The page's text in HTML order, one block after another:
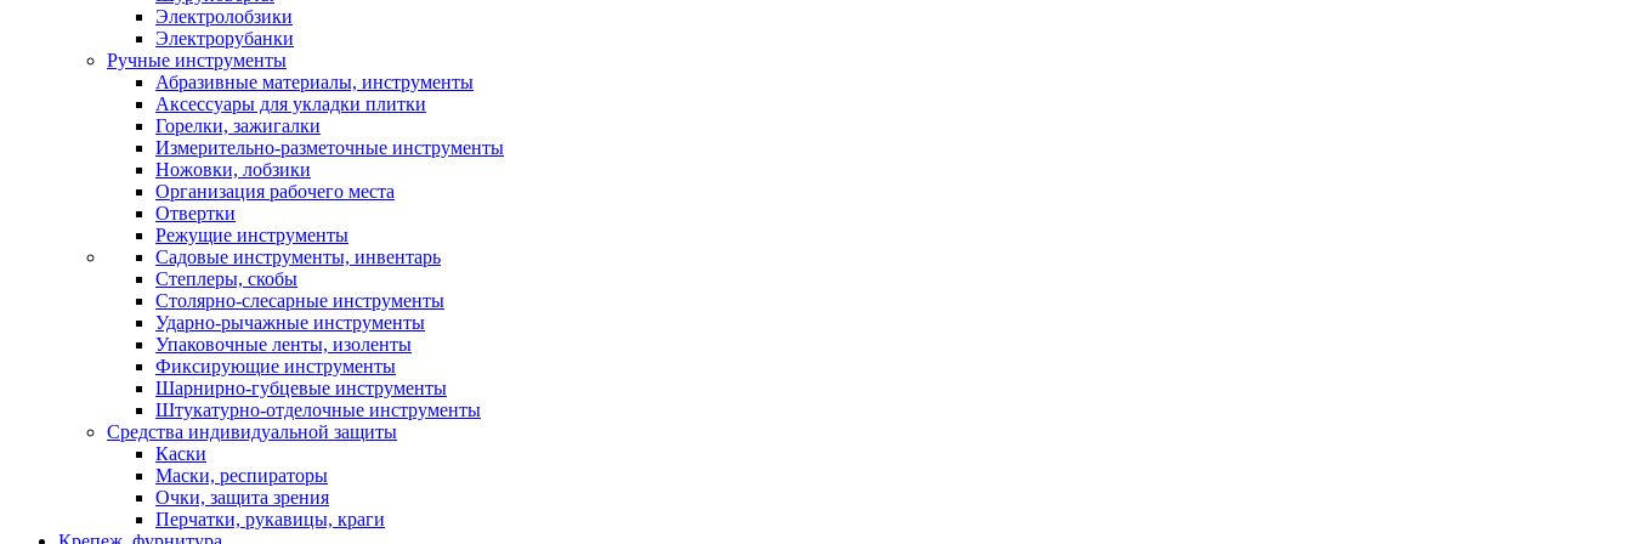
Электролобзики
Электрорубанки
Ручные инструменты
Абразивные материалы, инструменты
Аксессуары для укладки плитки
Горелки, зажигалки
Измерительно-разметочные инструменты
Ножовки, лобзики
Организация рабочего места
Отвертки
Режущие инструменты
Садовые инструменты, инвентарь
Степлеры, скобы
Столярно-слесарные инструменты
Ударно-рычажные инструменты
Упаковочные ленты, изоленты
Фиксирующие инструменты
Шарнирно-губцевые инструменты
Штукатурно-отделочные инструменты
Средства индивидуальной защиты
Каски
Маски, респираторы
Очки, защита зрения
Перчатки, рукавицы, краги